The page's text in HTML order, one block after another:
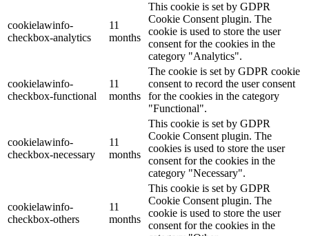
cookielawinfo-
checkbox-analytics
11
months
This cookie is set by GDPR
Cookie Consent plugin. The
cookie is used to store the user
consent for the cookies in the
category "Analytics".
cookielawinfo-
checkbox-functional
11
months
The cookie is set by GDPR cookie
consent to record the user consent
for the cookies in the category
"Functional".
cookielawinfo-
checkbox-necessary
11
months
This cookie is set by GDPR
Cookie Consent plugin. The
cookies is used to store the user
consent for the cookies in the
category "Necessary".
cookielawinfo-
checkbox-others
11
months
This cookie is set by GDPR
Cookie Consent plugin. The
cookie is used to store the user
consent for the cookies in the